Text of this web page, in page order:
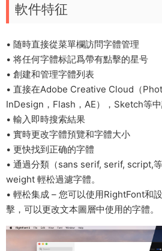
軟件特征
• 随時直接從菜單欄訪問字體管理
• 将任何字體标記爲帶有點擊的星号
• 創建和管理字體列表
• 直接在Adobe Creative Cloud（
InDesign，Flash，AE），Sketch等中
• 輸入即時搜索結果
• 實時更改字體預覽和字體大小
• 更快找到正确的字體
• 通過分類（sans serif, serif, script,
weight 輕松過濾字體。
• 輕松集成 – 您可以使用RightFont和
擊，可以更改文本圖層中使用的字體。